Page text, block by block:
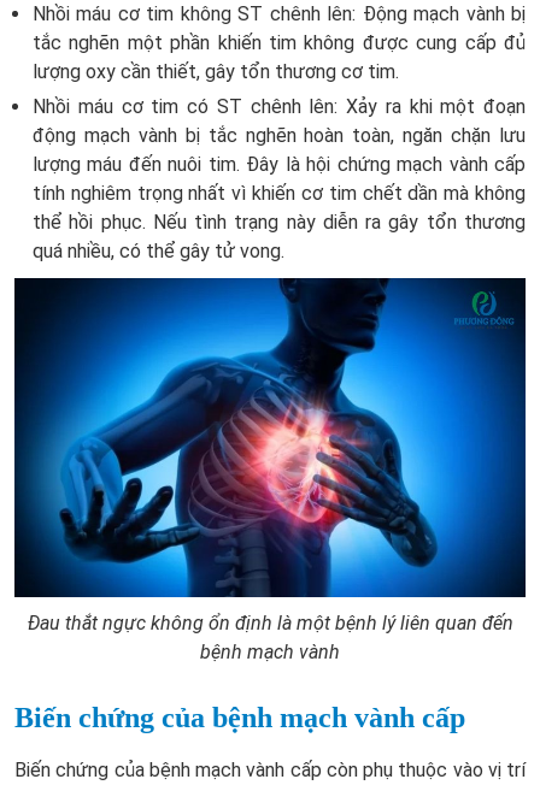
Nhồi máu cơ tim không ST chênh lên: Động mạch vành bị
tắc nghẽn một phần khiến tim không được cung cấp đủ
lượng oxy cần thiết, gây tổn thương cơ tim.
Nhồi máu cơ tim có ST chênh lên: Xảy ra khi một đoạn
động mạch vành bị tắc nghẽn hoàn toàn, ngăn chặn lưu
lượng máu đến nuôi tim. Đây là hội chứng mạch vành cấp
tính nghiêm trọng nhất vì khiến cơ tim chết dần mà không
thể hồi phục. Nếu tình trạng này diễn ra gây tổn thương
quá nhiều, có thể gây tử vong.
Đau thắt ngực không ổn định là một bệnh lý liên quan đến
bệnh mạch vành
Biến chứng của bệnh mạch vành cấp
Biến chứng của bệnh mạch vành cấp còn phụ thuộc vào vị trí